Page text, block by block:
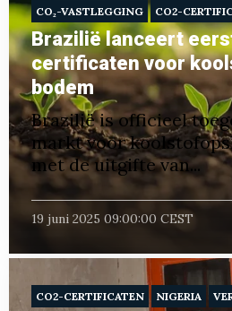
CO₂-VASTLEGGING CO2-
Brazilië lanceert
certificaten voor
bodem
Brazilië is officieel
markt voor
met de uitgifte van...
19 juni 2025 09:00:00 CEST
CO2-CERTIFICATEN NIGERIA